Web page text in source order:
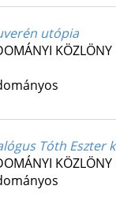
utópia
KÖZLÖNY
Tóth Eszter
KÖZLÖNY